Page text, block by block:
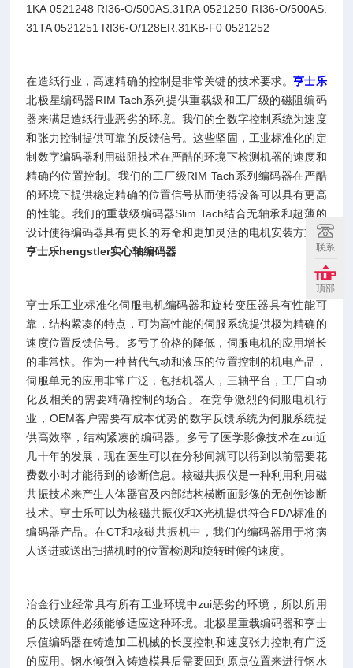
1KA 0521248 RI36-O/500AS.31RA 0521250 RI36-O/500AS.
31TA 0521251 RI36-O/128ER.31KB-F0 0521252
在造纸行业，高速精确的控制是非常关键的技术要求。亨士乐
北极星编码器RIM Tach系列提供重载级和工厂级的磁阻编码
器来满足造纸行业恶劣的环境。我们的全数字控制系统为速度
和张力控制提供可靠的反馈信号。这些坚固，工业标准化的定
制数字编码器利用磁阻技术在严酷的环境下检测机器的速度和
精确的位置控制。我们的工厂级RIM Tach系列编码器在严酷
的环境下提供稳定精确的位置信号从而使得设备可以具有更高
的性能。我们的重载级编码器Slim Tach结合无轴承和超薄的
设计使得编码器具有更长的寿命和更加灵活的电机安装方式。
亨士乐hengstler实心轴编码器
亨士乐工业标准化伺服电机编码器和旋转变压器具有性能可
靠，结构紧凑的特点，可为高性能的伺服系统提供极为精确的
速度位置反馈信号。多亏了价格的降低，伺服电机的应用增长
的非常快。作为一种替代气动和液压的位置控制的机电产品，
伺服单元的应用非常广泛，包括机器人，三轴平台，工厂自动
化及相关的需要精确控制的场合。在竞争激烈的伺服电机行
业，OEM客户需要有成本优势的数字反馈系统为伺服系统提
供高效率，结构紧凑的编码器。多亏了医学影像技术在zui近
几十年的发展，现在医生可以在分秒间就可以得到以前需要花
费数小时才能得到的诊断信息。核磁共振仪是一种利用利用磁
共振技术来产生人体器官及内部结构横断面影像的无创伤诊断
技术。亨士乐可以为核磁共振仪和X光机提供符合FDA标准的
编码器产品。在CT和核磁共振机中，我们的编码器用于将病
人送进或送出扫描机时的位置检测和旋转时候的速度。
冶金行业经常具有所有工业环境中zui恶劣的环境，所以所用
的反馈原件必须能够适应这种环境。北极星重载编码器和亨士
乐值编码器在铸造加工机械的长度控制和速度张力控制有广泛
的应用。钢水倾倒入铸造模具后需要回到原点位置来进行钢水
联系
顶部